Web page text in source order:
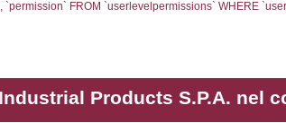
COUNT(*) FROM `userlevels`
COUNT(*) FROM